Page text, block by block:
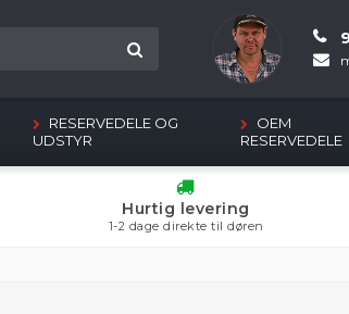
RESERVEDELE OG
UDSTYR
OEM
RESERVEDELE
Hurtig levering
1-2 dage direkte til døren